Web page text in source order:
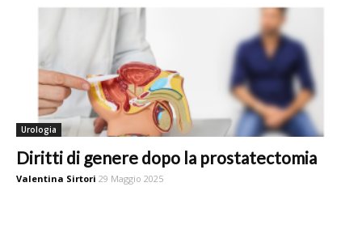
Urologia
Diritti di genere dopo la prostatectomia
Valentina Sirtori 29 Maggio 2025